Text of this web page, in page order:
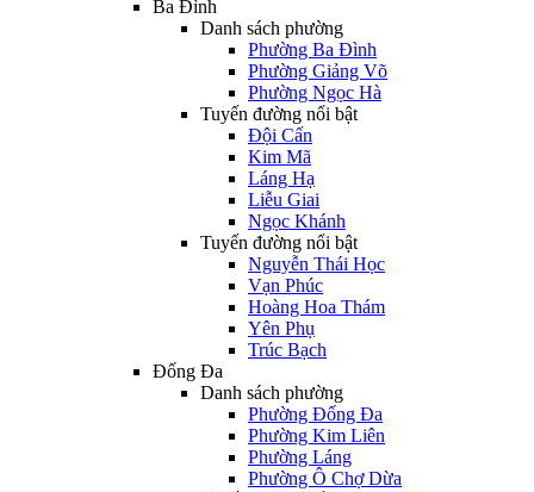
Ba Đình
Danh sách phường
Phường Ba Đình
Phường Giảng Võ
Phường Ngọc Hà
Tuyến đường nổi bật
Đội Cấn
Kim Mã
Láng Hạ
Liễu Giai
Ngọc Khánh
Tuyến đường nổi bật
Nguyễn Thái Học
Vạn Phúc
Hoàng Hoa Thám
Yên Phụ
Trúc Bạch
Đống Đa
Danh sách phường
Phường Đống Đa
Phường Kim Liên
Phường Láng
Phường Ô Chợ Dừa